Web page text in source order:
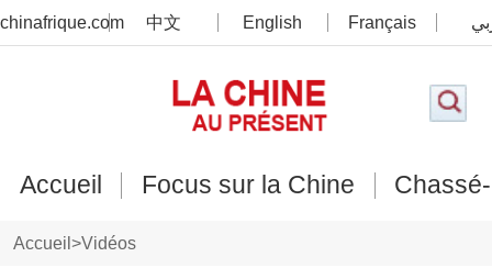
chinafrique.com 中文 English Français
Accueil Focus sur la Chine
Accueil >Vidéos